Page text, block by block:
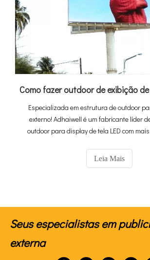
Especializada em estrutura de outdoor
externo! Adhaiwell é um fabricante líder
outdoor para display de tela LED com
estiver procurando por uma tela de
ou DIP de cor externa para uso externo. O
Leia Mais
Seus especialistas em
externa